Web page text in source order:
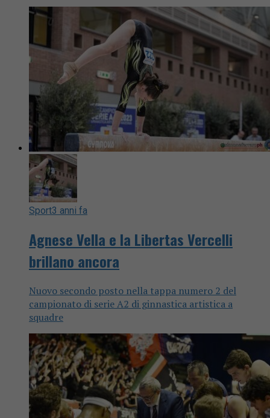
Sport3 anni fa
Agnese Vella e la Libertas Vercelli
brillano ancora
Nuovo secondo posto nella tappa numero 2 del
campionato di serie A2 di ginnastica artistica a
squadre